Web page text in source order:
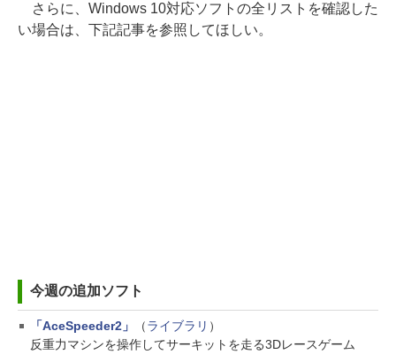
さらに、Windows 10対応ソフトの全リストを確認した
い場合は、下記記事を参照してほしい。
今週の追加ソフト
「AceSpeeder2」 （ライブラリ ）
反重力マシンを操作してサーキットを走る3Dレースゲーム